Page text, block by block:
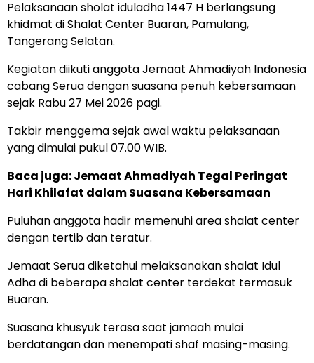
Pelaksanaan sholat iduladha 1447 H berlangsung
khidmat di Shalat Center Buaran, Pamulang,
Tangerang Selatan.
Kegiatan diikuti anggota Jemaat Ahmadiyah Indonesia
cabang Serua dengan suasana penuh kebersamaan
sejak Rabu 27 Mei 2026 pagi.
Takbir menggema sejak awal waktu pelaksanaan
yang dimulai pukul 07.00 WIB.
Baca juga:Jemaat Ahmadiyah Tegal Peringat
Hari Khilafat dalam Suasana Kebersamaan
Puluhan anggota hadir memenuhi area shalat center
dengan tertib dan teratur.
Jemaat Serua diketahui melaksanakan shalat Idul
Adha di beberapa shalat center terdekat termasuk
Buaran.
Suasana khusyuk terasa saat jamaah mulai
berdatangan dan menempati shaf masing-masing.